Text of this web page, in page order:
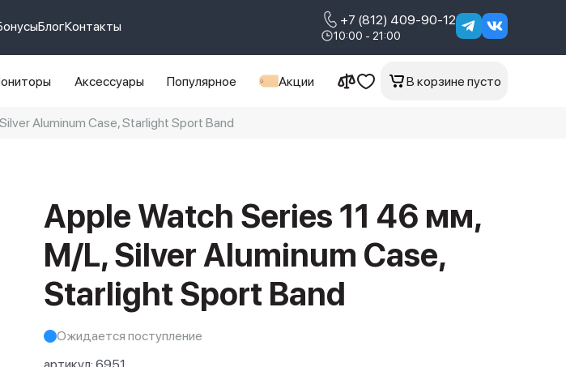
БлогКонтакты +7 (812) 409-90-12
10:00 - 21:00
Аксессуары Популярное Акции В корзине пусто
Aluminum Case, Starlight Sport Band
Apple Watch Series 11 46 мм,
M/L, Silver Aluminum Case,
Starlight Sport Band
Ожидается поступление